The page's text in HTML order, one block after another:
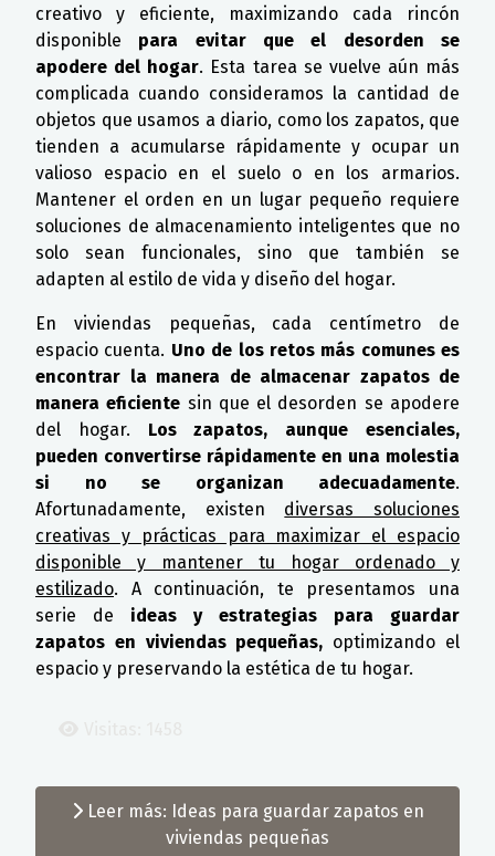
creativo y eficiente, maximizando cada rincón
disponible para evitar que el desorden se
apodere del hogar. Esta tarea se vuelve aún más
complicada cuando consideramos la cantidad de
objetos que usamos a diario, como los zapatos, que
tienden a acumularse rápidamente y ocupar un
valioso espacio en el suelo o en los armarios.
Mantener el orden en un lugar pequeño requiere
soluciones de almacenamiento inteligentes que no
solo sean funcionales, sino que también se
adapten al estilo de vida y diseño del hogar.
En viviendas pequeñas, cada centímetro de
espacio cuenta. Uno de los retos más comunes es
encontrar la manera de almacenar zapatos de
manera eficiente sin que el desorden se apodere
del hogar. Los zapatos, aunque esenciales,
pueden convertirse rápidamente en una molestia
si no se organizan adecuadamente.
Afortunadamente, existen diversas soluciones
creativas y prácticas para maximizar el espacio
disponible y mantener tu hogar ordenado y
estilizado. A continuación, te presentamos una
serie de ideas y estrategias para guardar
zapatos en viviendas pequeñas, optimizando el
espacio y preservando la estética de tu hogar.
Leer más: Ideas para guardar zapatos en
viviendas pequeñas